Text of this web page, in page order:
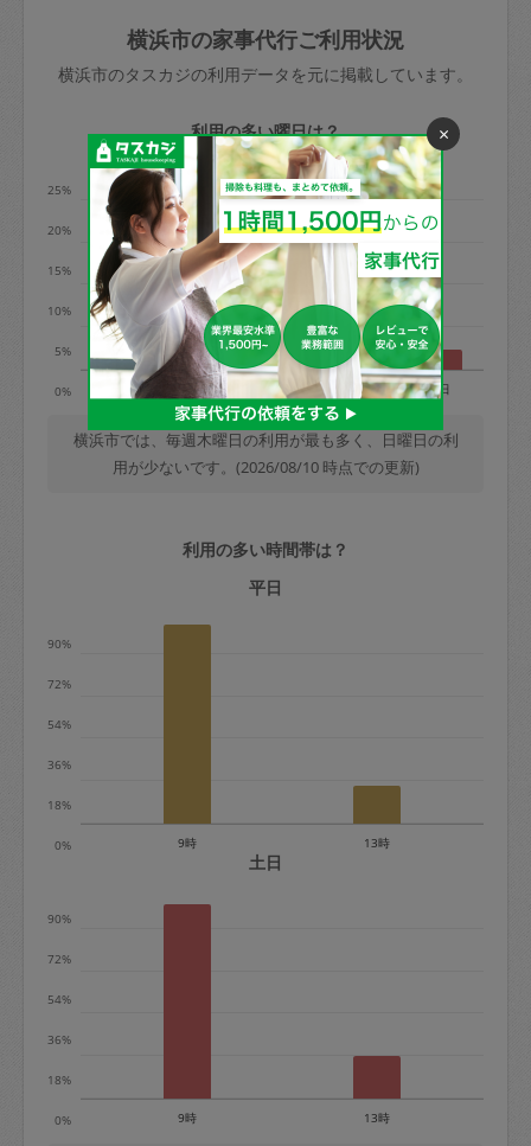
依頼者不在による当日キャンセル＝依頼
金額の100%＋交通費全額
※例：依頼日時／土曜日午前9時開始の場
合、水曜日午前9時以降はキャンセル料が
発生
水曜日9時〜金曜日9時まで＝依頼料金の
50%
金曜日9時～土曜日8時まで＝依頼金額の
100%
土曜日8時〜実施時間＝依頼金額の100%
＋交通費全額
依頼者不在による当日キャンセル＝依頼
金額の100%＋交通費全額
定期契約をキャンセルする場合、毎週定
期は月2回まで隔週定期は月1回までキャ
※キャンセル料金の設定について：
きた場合は損害保険の対象外となるので
ご注意ください。
玉、など
あわせてこちらも参照ください：初めて
利用します。注意しなくてはいけない点
はありますか？
横浜市の家事代行ご利用状況
横浜市のタスカジの利用データを元に掲載しています。
利用の多い曜日は？
0%
5%
10%
15%
20%
25%
水 木 金 土 日
横浜市では、毎週木曜日の利用が最も多く、日曜日の利
用が少ないです。(2026/08/10 時点での更新)
利用の多い時間帯は？
平日
0%
18%
36%
54%
72%
90%
9時 13時
土日
0%
18%
36%
54%
72%
90%
9時 13時
×